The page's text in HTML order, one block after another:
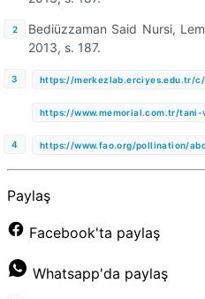
Bediüzzaman Said Nursi,
2013, s. 187.
https://merkezlab.erciyes.edu.tr/
https://www.memorial.com.tr/
https://www.fao.org/pollination/
Paylaş
Facebook'ta paylaş
Whatsapp'da paylaş